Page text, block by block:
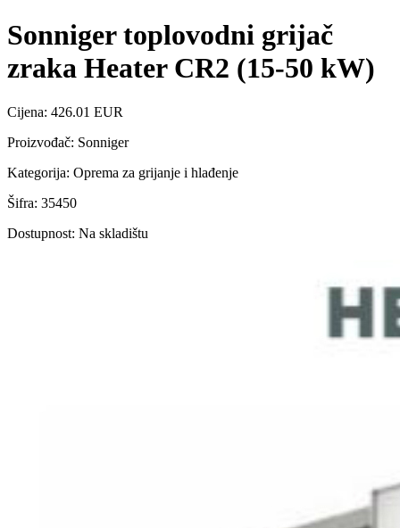
Sonniger toplovodni grijač
zraka Heater CR2 (15-50 kW)
Cijena: 426.01 EUR
Proizvođač: Sonniger
Kategorija: Oprema za grijanje i hlađenje
Šifra: 35450
Dostupnost: Na skladištu